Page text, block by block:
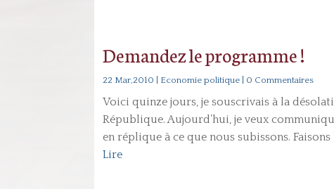
Demandez le programme !
22 Mar,2010 Economie politique | 0 Commentaires
Voici quinze jours, je souscrivais à la
République. Aujourd’hui, je veux
en réplique à ce que nous subissons.
Lire